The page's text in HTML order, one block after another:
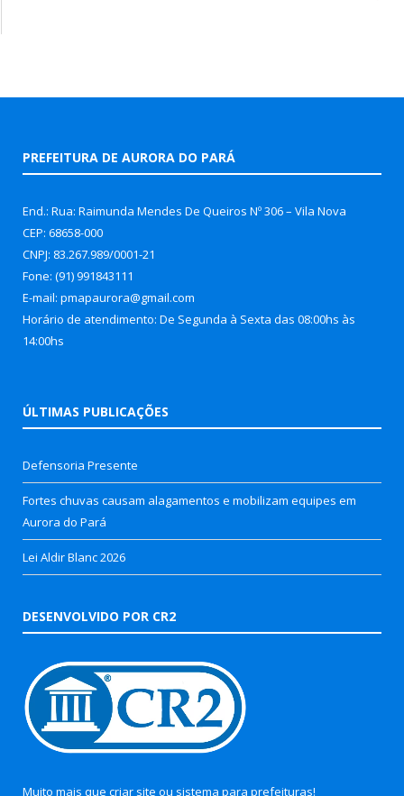
PREFEITURA DE AURORA DO PARÁ
End.: Rua: Raimunda Mendes De Queiros Nº 306 – Vila Nova
CEP: 68658-000
CNPJ: 83.267.989/0001-21
Fone: (91) 991843111
E-mail: pmapaurora@gmail.com
Horário de atendimento: De Segunda à Sexta das 08:00hs às
14:00hs
ÚLTIMAS PUBLICAÇÕES
Defensoria Presente
Fortes chuvas causam alagamentos e mobilizam equipes em
Aurora do Pará
Lei Aldir Blanc 2026
DESENVOLVIDO POR CR2
Muito mais que criar site ou sistema para prefeituras!